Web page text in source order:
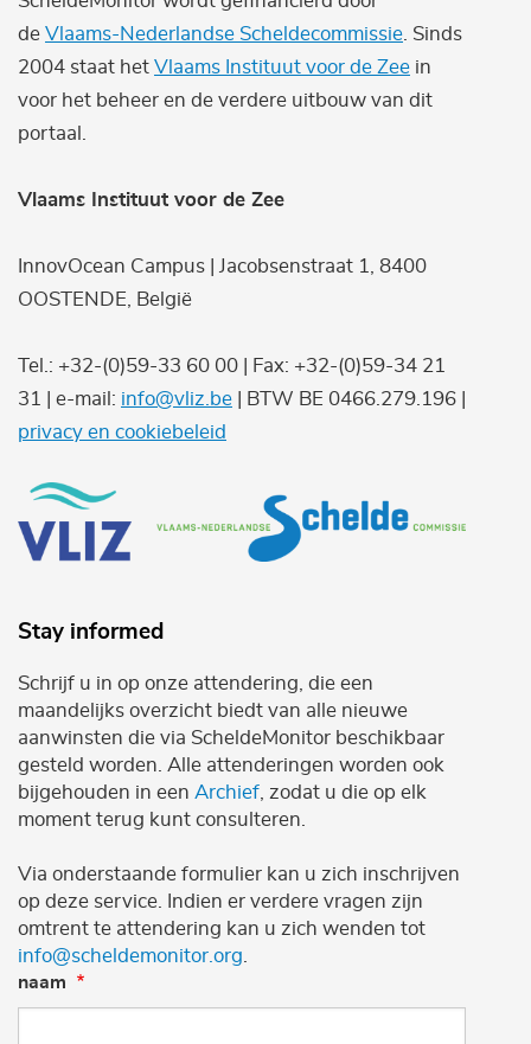
de Vlaams-Nederlandse Scheldecommissie . Sinds
2004 staat het Vlaams Instituut voor de Zee in
voor het beheer en de verdere uitbouw van dit
portaal.
Vlaams Instituut voor de Zee
InnovOcean Campus | Jacobsenstraat 1, 8400
OOSTENDE, België
Tel.: +32-(0)59-33 60 00 | Fax: +32-(0)59-34 21
31 | e-mail: info@vliz.be | BTW BE 0466.279.196 |
privacy en cookiebeleid
Stay informed
Schrijf u in op onze attendering, die een
maandelijks overzicht biedt van alle nieuwe
aanwinsten die via ScheldeMonitor beschikbaar
gesteld worden. Alle attenderingen worden ook
bijgehouden in een Archief , zodat u die op elk
moment terug kunt consulteren.
Via onderstaande formulier kan u zich inschrijven
op deze service. Indien er verdere vragen zijn
omtrent te attendering kan u zich wenden tot
info@scheldemonitor.org
naam